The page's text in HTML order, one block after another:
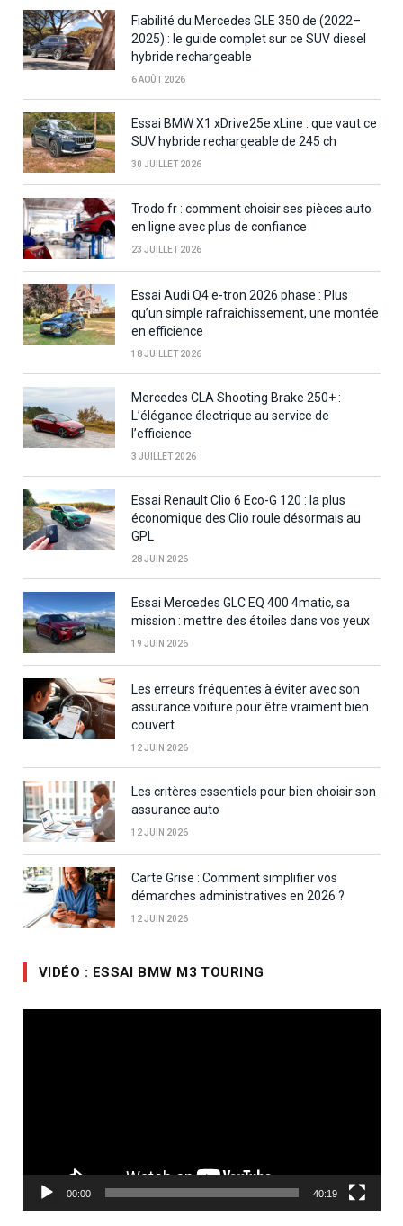
Fiabilité du Mercedes GLE 350 de (2022–
2025) : le guide complet sur ce SUV diesel
hybride rechargeable
6 AOÛT 2026
Essai BMW X1 xDrive25e xLine : que vaut ce
SUV hybride rechargeable de 245 ch
30 JUILLET 2026
Trodo.fr : comment choisir ses pièces auto
en ligne avec plus de confiance
23 JUILLET 2026
Essai Audi Q4 e-tron 2026 phase : Plus
qu’un simple rafraîchissement, une montée
en efficience
18 JUILLET 2026
Mercedes CLA Shooting Brake 250+ :
L’élégance électrique au service de
l’efficience
3 JUILLET 2026
Essai Renault Clio 6 Eco-G 120 : la plus
économique des Clio roule désormais au
GPL
28 JUIN 2026
Essai Mercedes GLC EQ 400 4matic, sa
mission : mettre des étoiles dans vos yeux
19 JUIN 2026
Les erreurs fréquentes à éviter avec son
assurance voiture pour être vraiment bien
couvert
12 JUIN 2026
Les critères essentiels pour bien choisir son
assurance auto
12 JUIN 2026
Carte Grise : Comment simplifier vos
démarches administratives en 2026 ?
12 JUIN 2026
VIDÉO : ESSAI BMW M3 TOURING
00:00 40:19